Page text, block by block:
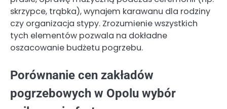
skrzypce, trąbka), wynajem karawanu dla rodziny
czy organizacja stypy. Zrozumienie wszystkich
tych elementów pozwala na dokładne
oszacowanie budżetu pogrzebu.
Porównanie cen zakładów
pogrzebowych w Opolu wybór